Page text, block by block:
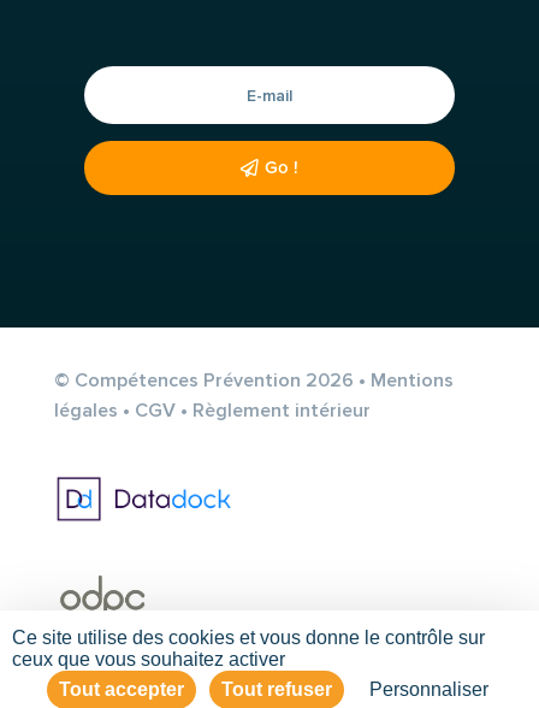
Go !
© Compétences Prévention 2026 • Mentions
légales • CGV• Règlement intérieur
Ce site utilise des cookies et vous donne le contrôle sur
ceux que vous souhaitez activer
Tout accepter
Tout refuser Personnaliser